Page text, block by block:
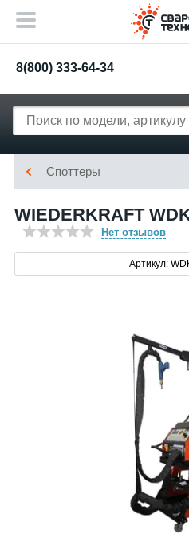
8(800) 333-64-34
Споттеры
WIEDERKRAFT
Нет отзывов
Артикул: